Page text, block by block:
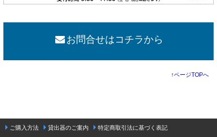
お問合せはコチラから
↑ページTOPへ
ご購入方法 貸出器のご案内 特定商取引法に基づく表記